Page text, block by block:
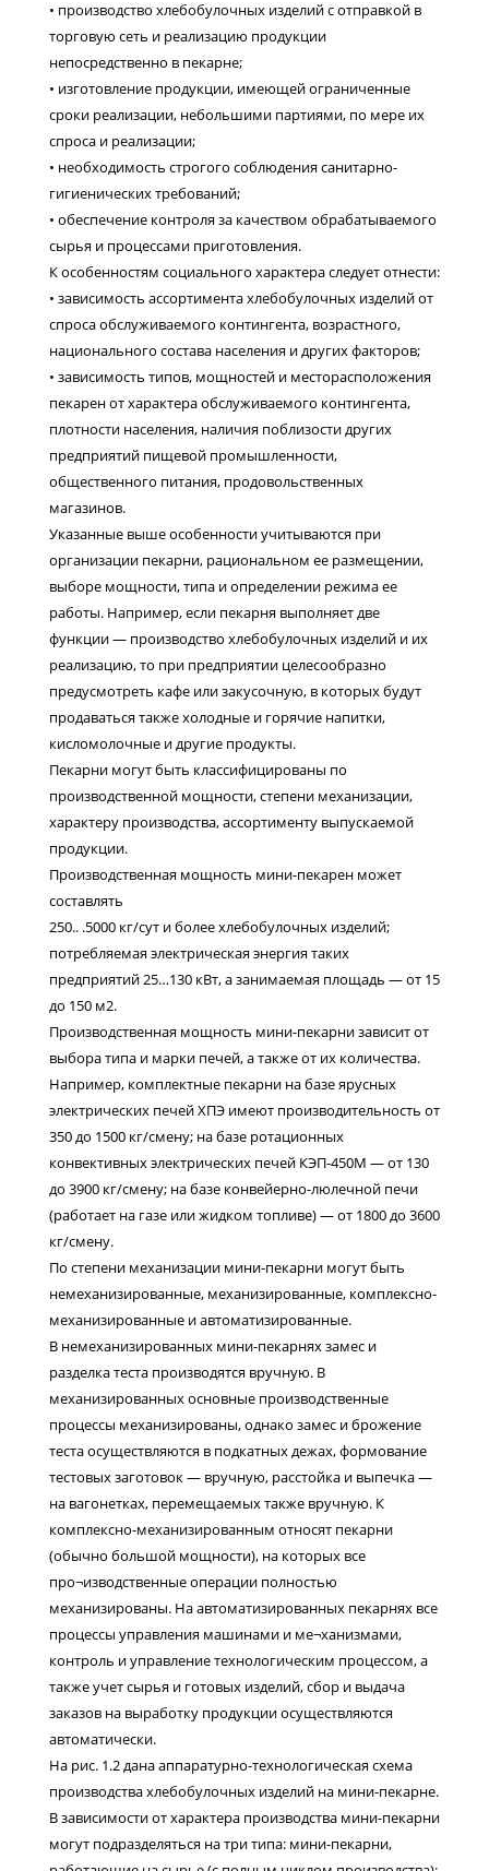
• производство хлебобулочных изделий с отправкой в
торговую сеть и реализацию продукции
непосредственно в пекарне;
• изготовление продукции, имеющей ограниченные
сроки реализации, небольшими партиями, по мере их
спроса и реализации;
• необходимость строгого соблюдения санитарно-
гигиенических требований;
• обеспечение контроля за качеством обрабатываемого
сырья и процессами приготовления.
К особенностям социального характера следует отнести:
• зависимость ассортимента хлебобулочных изделий от
спроса обслуживаемого контингента, возрастного,
национального состава населения и других факторов;
• зависимость типов, мощностей и месторасположения
пекарен от характера обслуживаемого контингента,
плотности населения, наличия поблизости других
предприятий пищевой промышленности,
общественного питания, продовольственных
магазинов.
Указанные выше особенности учитываются при
организации пекарни, рациональном ее размещении,
выборе мощности, типа и определении режима ее
работы. Например, если пекарня выполняет две
функции — производство хлебобулочных изделий и их
реализацию, то при предприятии целесообразно
предусмотреть кафе или закусочную, в которых будут
продаваться также холодные и горячие напитки,
кисломолочные и другие продукты.
Пекарни могут быть классифицированы по
производственной мощности, степени механизации,
характеру производства, ассортименту выпускаемой
продукции.
Производственная мощность мини-пекарен может
составлять
250.. .5000 кг/сут и более хлебобулочных изделий;
потребляемая электрическая энергия таких
предприятий 25…130 кВт, а занимаемая площадь — от 15
до 150 м2.
Производственная мощность мини-пекарни зависит от
выбора типа и марки печей, а также от их количества.
Например, комплектные пекарни на базе ярусных
электрических печей ХПЭ имеют производительность от
350 до 1500 кг/смену; на базе ротационных
конвективных электрических печей КЭП-450М — от 130
до 3900 кг/смену; на базе конвейерно-люлечной печи
(работает на газе или жидком топливе) — от 1800 до 3600
кг/смену.
По степени механизации мини-пекарни могут быть
немеханизированные, механизированные, комплексно-
механизированные и автоматизированные.
В немеханизированных мини-пекарнях замес и
разделка теста производятся вручную. В
механизированных основные производственные
процессы механизированы, однако замес и брожение
теста осуществляются в подкатных дежах, формование
тестовых заготовок — вручную, расстойка и выпечка —
на вагонетках, перемещаемых также вручную. К
комплексно-механизированным относят пекарни
(обычно большой мощности), на которых все
про¬изводственные операции полностью
механизированы. На автоматизированных пекарнях все
процессы управления машинами и ме¬ханизмами,
контроль и управление технологическим процессом, а
также учет сырья и готовых изделий, сбор и выдача
заказов на выработку продукции осуществляются
автоматически.
На рис. 1.2 дана аппаратурно-технологическая схема
производства хлебобулочных изделий на мини-пекарне.
В зависимости от характера производства мини-пекарни
могут подразделяться на три типа: мини-пекарни,